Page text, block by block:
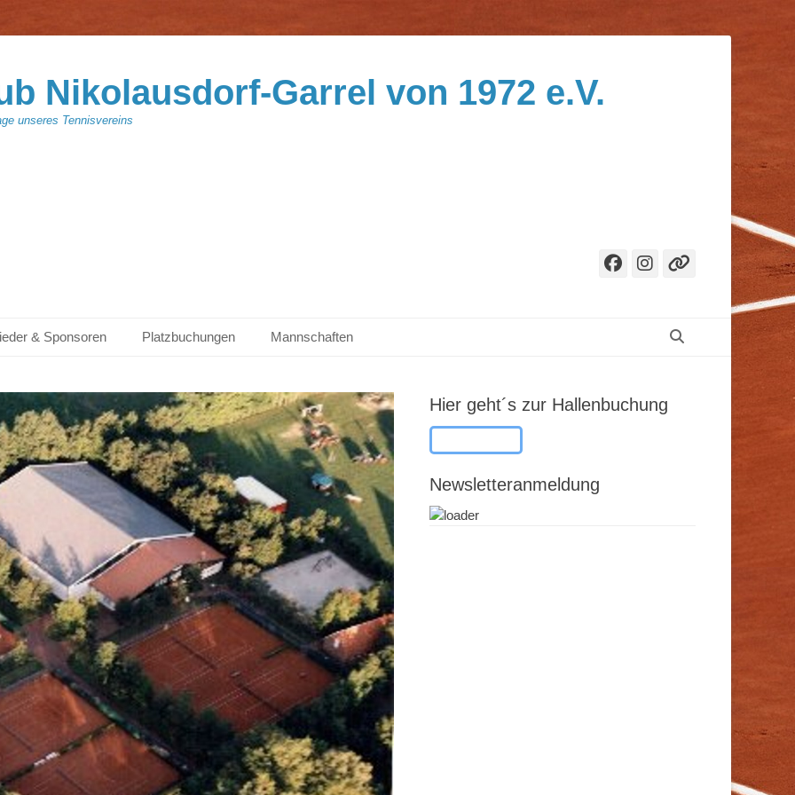
Nikolausdorf-Garrel von 1972 e.V.
unseres Tennisvereins
Facebook
Instagram
& Sponsoren Platzbuchungen Mannschaften
Hier geht´s zur Hallenbuchung
Newsletteranmeldung